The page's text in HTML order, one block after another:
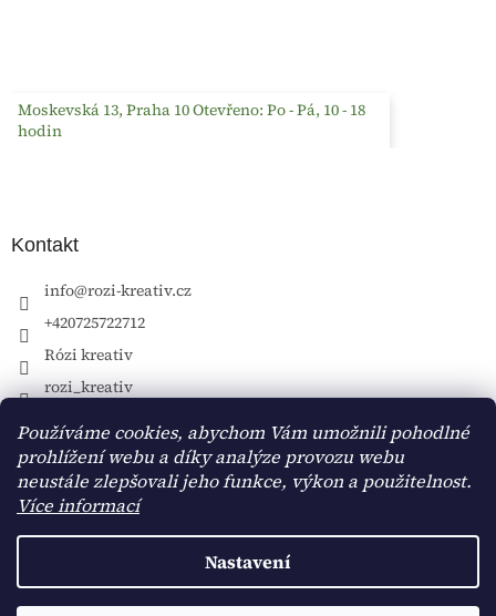
Používáme cookies, abychom Vám umožnili pohodlné
prohlížení webu a díky analýze provozu webu
neustále zlepšovali jeho funkce, výkon a použitelnost.
Více informací
Nastavení
Moskevská 13, Praha 10 Otevřeno: Po - Pá, 10 - 18
hodin
Kontakt
info@rozi-kreativ.cz
+420725722712
Rózi kreativ
rozi_kreativ
Vytvořil Shoptet